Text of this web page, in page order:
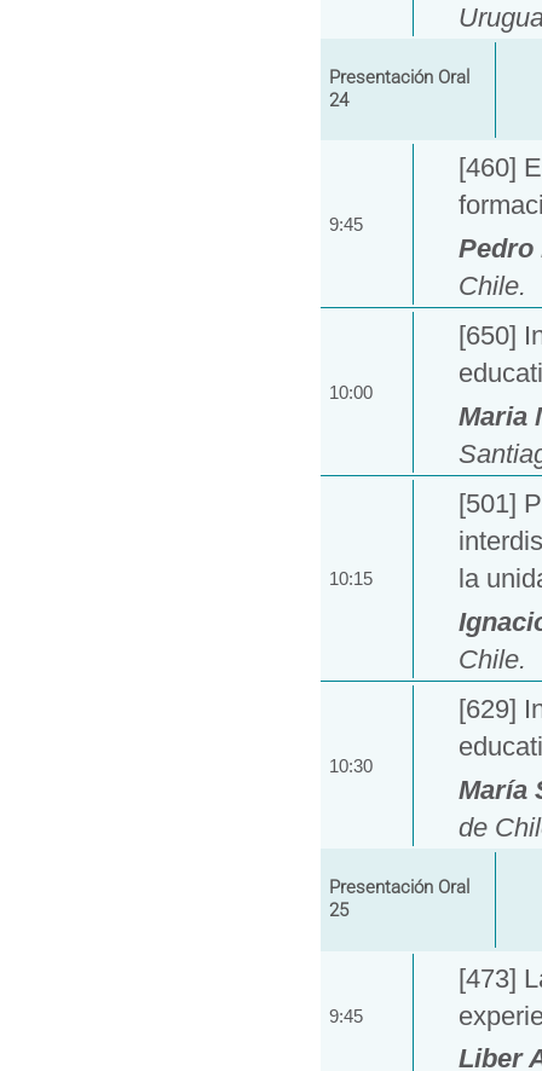
Presentación Oral
24
9:45
[460]
Pedro
Chile.
10:00
[650]
Maria
10:15
[501]
la
Chile.
10:30
[629]
María
de
Presentación Oral
25
9:45
[473]
Liber